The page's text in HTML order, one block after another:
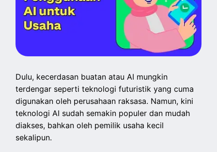
Dulu, kecerdasan buatan atau AI mungkin
terdengar seperti teknologi futuristik yang cuma
digunakan oleh perusahaan raksasa. Namun, kini
teknologi AI sudah semakin populer dan mudah
diakses, bahkan oleh pemilik usaha kecil
sekalipun.